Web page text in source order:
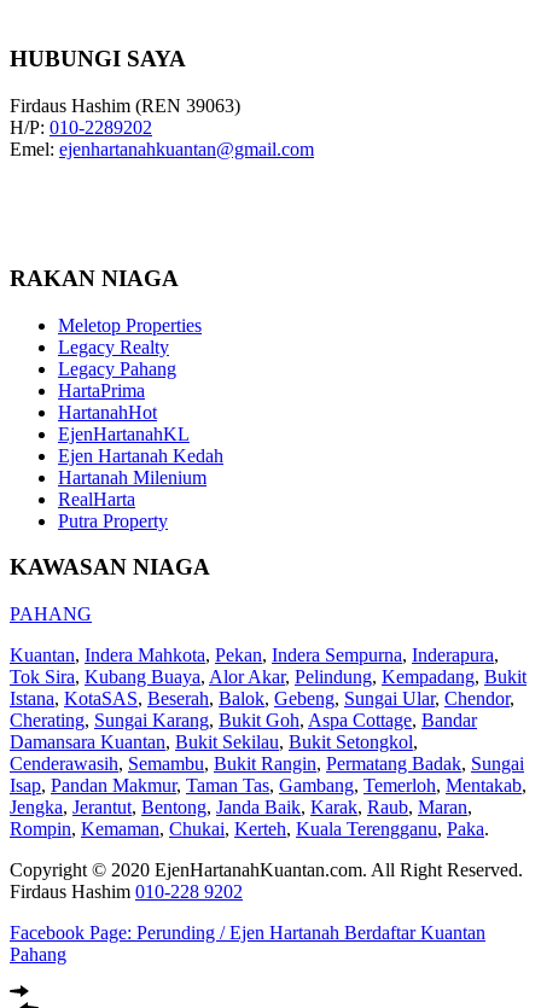
HUBUNGI SAYA
Firdaus Hashim (REN 39063)
H/P: 010-2289202
Emel: ejenhartanahkuantan@gmail.com
RAKAN NIAGA
Meletop Properties
Legacy Realty
Legacy Pahang
HartaPrima
HartanahHot
EjenHartanahKL
Ejen Hartanah Kedah
Hartanah Milenium
RealHarta
Putra Property
KAWASAN NIAGA
PAHANG
Kuantan, Indera Mahkota, Pekan, Indera Sempurna, Inderapura,
Tok Sira, Kubang Buaya, Alor Akar, Pelindung, Kempadang, Bukit
Istana, KotaSAS, Beserah, Balok, Gebeng, Sungai Ular, Chendor,
Cherating, Sungai Karang, Bukit Goh, Aspa Cottage, Bandar
Damansara Kuantan, Bukit Sekilau, Bukit Setongkol,
Cenderawasih, Semambu, Bukit Rangin, Permatang Badak, Sungai
Isap, Pandan Makmur, Taman Tas, Gambang, Temerloh, Mentakab,
Jengka, Jerantut, Bentong, Janda Baik, Karak, Raub, Maran,
Rompin, Kemaman, Chukai, Kerteh, Kuala Terengganu, Paka.
Copyright © 2020 EjenHartanahKuantan.com. All Right Reserved.
Firdaus Hashim 010-228 9202
Facebook Page: Perunding / Ejen Hartanah Berdaftar Kuantan
Pahang